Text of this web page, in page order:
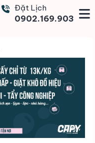
Đặt Lịch
0902.169.903